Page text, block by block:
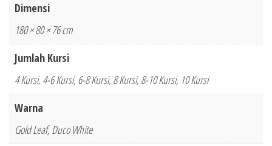
Dimensi
180 × 80 × 76 cm
Jumlah Kursi
4 Kursi, 4-6 Kursi, 6-8 Kursi, 8 Kursi, 8-10 Kursi, 10 Kursi
Warna
Gold Leaf, Duco White